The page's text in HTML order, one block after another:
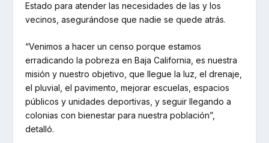
Estado para atender las necesidades de las y los
vecinos, asegurándose que nadie se quede atrás.
“Venimos a hacer un censo porque estamos
erradicando la pobreza en Baja California, es nuestra
misión y nuestro objetivo, que llegue la luz, el drenaje,
el pluvial, el pavimento, mejorar escuelas, espacios
públicos y unidades deportivas, y seguir llegando a
colonias con bienestar para nuestra población”,
detalló.